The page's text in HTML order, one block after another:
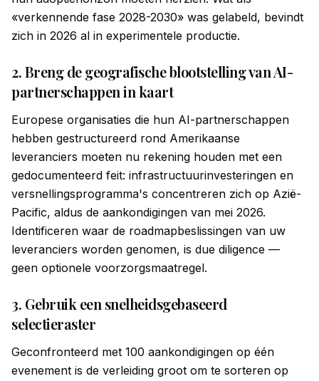
«verkennende fase 2028-2030» was gelabeld, bevindt
zich in 2026 al in experimentele productie.
2. Breng de geografische blootstelling van AI-
partnerschappen in kaart
Europese organisaties die hun AI-partnerschappen
hebben gestructureerd rond Amerikaanse
leveranciers moeten nu rekening houden met een
gedocumenteerd feit: infrastructuurinvesteringen en
versnellingsprogramma's concentreren zich op Azië-
Pacific, aldus de aankondigingen van mei 2026.
Identificeren waar de roadmapbeslissingen van uw
leveranciers worden genomen, is due diligence —
geen optionele voorzorgsmaatregel.
3. Gebruik een snelheidsgebaseerd
selectieraster
Geconfronteerd met 100 aankondigingen op één
evenement is de verleiding groot om te sorteren op